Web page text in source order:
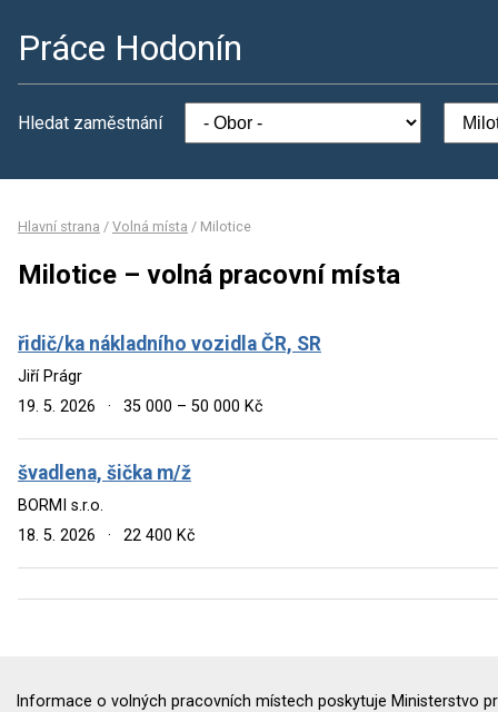
Práce Hodonín
Hledat zaměstnání
Hlavní strana / Volná místa / Milotice
Milotice – volná pracovní místa
řidič/ka nákladního vozidla ČR, SR
Jiří Prágr
19. 5. 2026
· 35 000 – 50 000 Kč
švadlena, šička m/ž
BORMI s.r.o.
18. 5. 2026
· 22 400 Kč
Informace o volných pracovních místech poskytuje Ministerstvo